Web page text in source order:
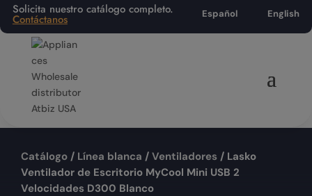
Solicita nuestro catálogo completo.
Contáctanos Español English
Catálogo / Línea blanca / Ventiladores / Lasko
Ventilador de Escritorio MyCool Mini USB 2
Velocidades D300 Blanco